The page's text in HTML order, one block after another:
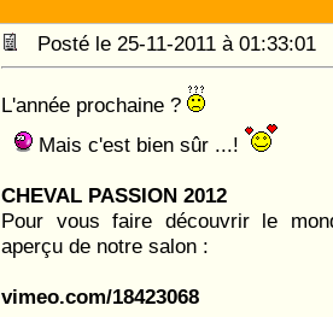
Posté le 25-11-2011 à 01:33:01
L'année prochaine ?
Mais c'est bien sûr ...!
CHEVAL PASSION 2012
Pour vous faire découvrir le
aperçu de notre salon :
vimeo.com/18423068